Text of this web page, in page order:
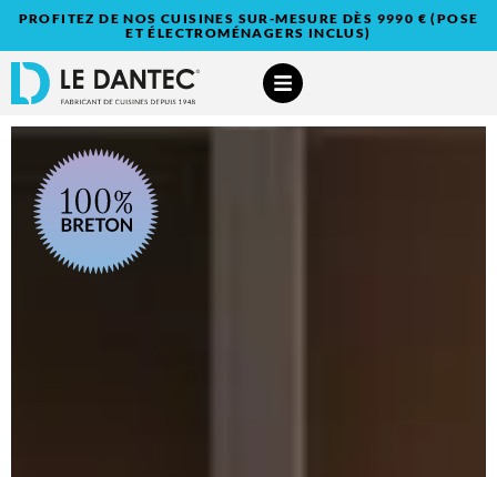
PROFITEZ DE NOS CUISINES SUR-MESURE DÈS 9990 € (POSE
ET ÉLECTROMÉNAGERS INCLUS)